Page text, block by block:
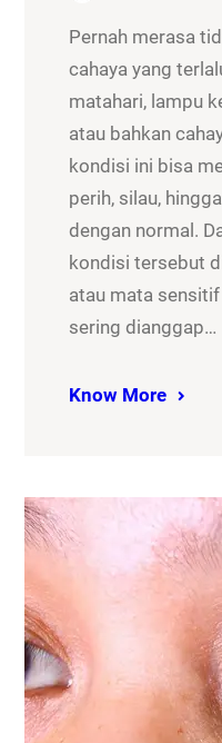
Pernah merasa
cahaya yang
matahari, lampu
atau bahkan
kondisi ini bisa
perih, silau,
dengan normal.
kondisi tersebut
atau mata
sering dianggap…
Know More